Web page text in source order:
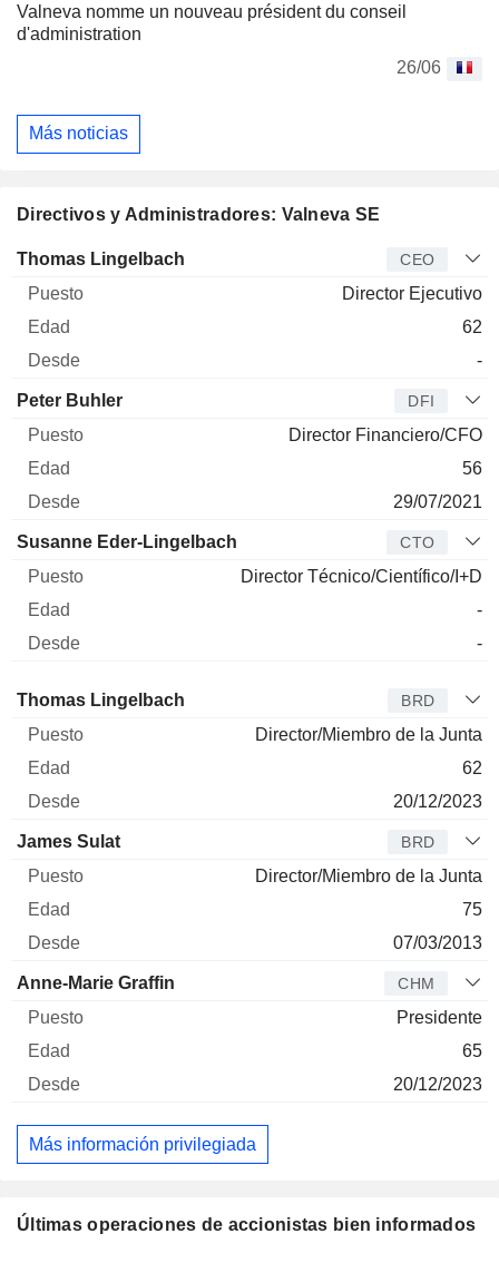
Valneva nomme un nouveau président du conseil
d'administration
26/06
Más noticias
Directivos y Administradores: Valneva SE
Director Puesto Edad
Thomas Lingelbach CEO
Director Ejecutivo
62
-
Peter Buhler DFI
Director Financiero/CFO
56
29/07/2021
Susanne Eder-Lingelbach CTO
Director Técnico/Científico/I+D
-
-
Administrador Puesto
Thomas Lingelbach BRD
Director/Miembro de la Junta
62
20/12/2023
James Sulat BRD
Director/Miembro de la Junta
75
07/03/2013
Anne-Marie Graffin CHM
Presidente
65
20/12/2023
Más información privilegiada
Últimas operaciones de accionistas bien informados